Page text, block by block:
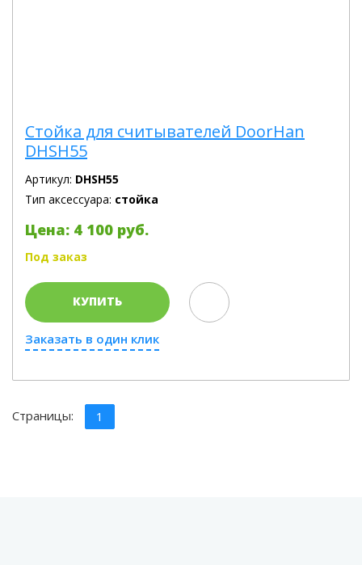
Стойка для считывателей DoorHan
DHSH55
Артикул: DHSH55
Тип аксессуара: стойка
Цена: 4 100 руб.
Под заказ
КУПИТЬ
Заказать в один клик
Страницы: 1